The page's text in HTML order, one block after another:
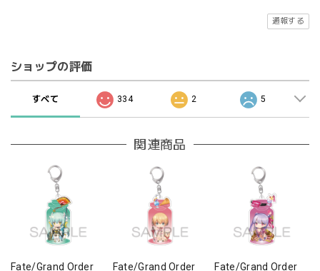
通報する
ショップの評価
すべて 334 2 5
関連商品
Fate/Grand Order
Fate/Grand Order
Fate/Grand Order